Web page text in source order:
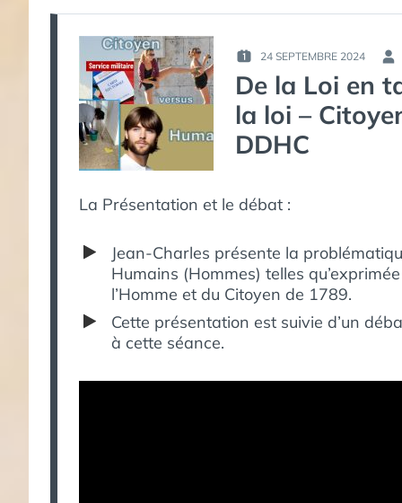
PUBLIÉ
LE :
24 SEPTEMBRE 2024
De la Loi en
la loi –
DDHC
La Présentation et le débat :
Jean-Charles présente la
Humains (Hommes) telles
l’Homme et du Citoyen de 1789.
Cette présentation est suivie d’un
à cette séance.